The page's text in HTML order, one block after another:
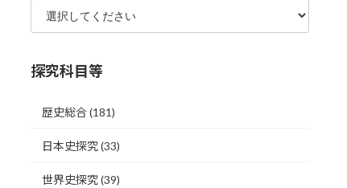
探究科目等
歴史総合(181)
日本史探究(33)
世界史探究(39)